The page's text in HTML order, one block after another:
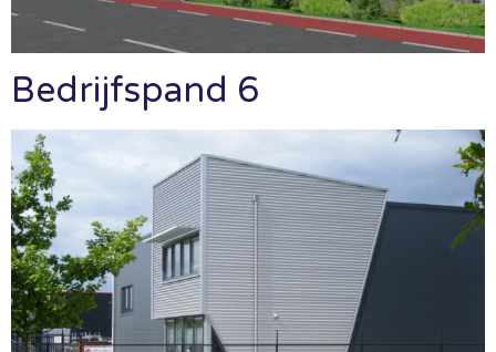
Bedrijfspand 6